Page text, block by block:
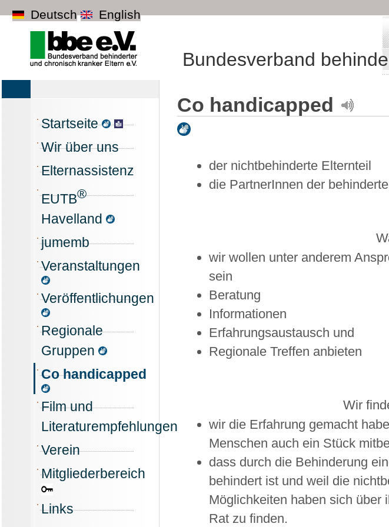
Deutsch English
Bundesverband
Startseite
Wir über uns
Elternassistenz
EUTB®
Havelland
jumemb
Veranstaltungen
Veröffentlichungen
Regionale
Gruppen
Co handicapped
Film und
Literaturempfehlungen
Verein
Mitgliederbereich
Links
Co handicapped
der nichtbehinderte Elternteil
die PartnerInnen der
wir wollen unter anderem
sein
Beratung
Informationen
Erfahrungsaustausch und
Regionale Treffen anbieten
Wir
wir die Erfahrung gemacht
Menschen auch ein Stück
dass durch die Behinderung
behindert ist und weil die
Möglichkeiten haben sich über
Rat zu finden.